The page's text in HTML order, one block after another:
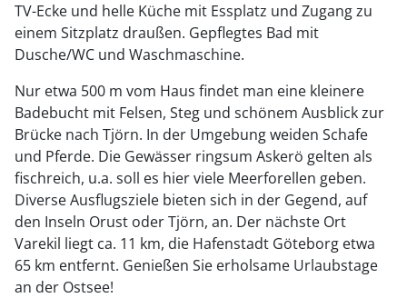
TV-Ecke und helle Küche mit Essplatz und Zugang zu
einem Sitzplatz draußen. Gepflegtes Bad mit
Dusche/WC und Waschmaschine.
Nur etwa 500 m vom Haus findet man eine kleinere
Badebucht mit Felsen, Steg und schönem Ausblick zur
Brücke nach Tjörn. In der Umgebung weiden Schafe
und Pferde. Die Gewässer ringsum Askerö gelten als
fischreich, u.a. soll es hier viele Meerforellen geben.
Diverse Ausflugsziele bieten sich in der Gegend, auf
den Inseln Orust oder Tjörn, an. Der nächste Ort
Varekil liegt ca. 11 km, die Hafenstadt Göteborg etwa
65 km entfernt. Genießen Sie erholsame Urlaubstage
an der Ostsee!